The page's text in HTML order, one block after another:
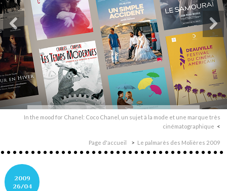
In the mood for Chanel: Coco Chanel, un sujet à la mode et une marque très
cinématographique
Page d'accueil Le palmarès des Molières 2009
2009
26/04